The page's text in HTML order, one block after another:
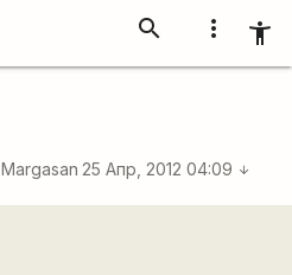
more_vert accessibility_new
search
Margasan 25 Апр, 2012 04:09 arrow_downward